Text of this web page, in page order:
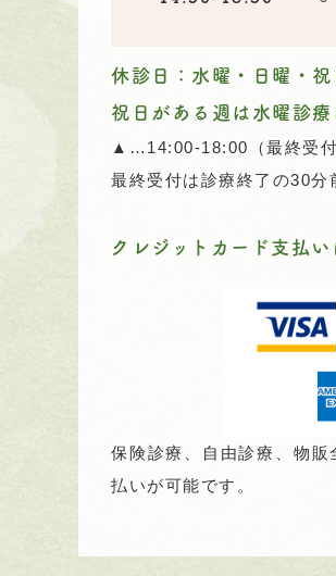
休診日：水曜・日曜・
祝日がある週は水曜診療
▲…14:00-18:00（最終受付
最終受付は診療終了の30分
クレジットカード支払い
保険診療、自由診療、物
払いが可能です。